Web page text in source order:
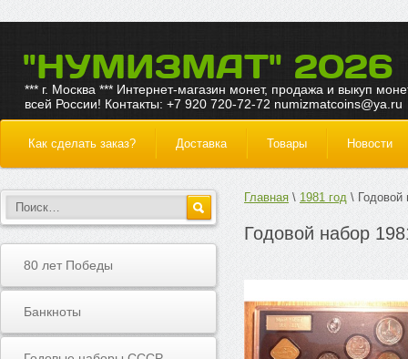
"НУМИЗМАТ" 2026
*** г. Москва *** Интернет-магазин монет, продажа и выкуп
всей России! Контакты: +7 920 720-72-72 numizmatcoins@ya.ru
Как сделать заказ? Доставка Товары Новости
80 лет Победы
Банкноты
Главная 1981 год
Годовой набор